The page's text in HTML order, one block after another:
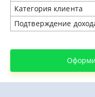
Категория клиента
Подтверждение